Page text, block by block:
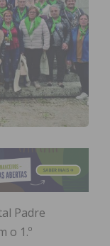
Padre
o 1.º